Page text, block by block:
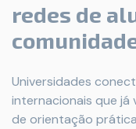
redes de
Universidades
internacionais que já
de orientação